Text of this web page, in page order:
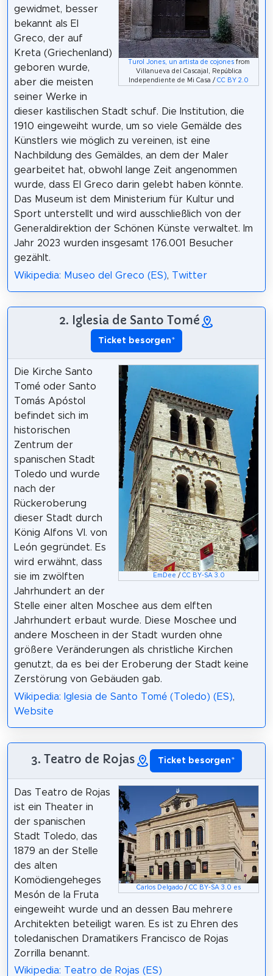
Turol Jones, un artista de cojonesfrom
Villanueva del Cascajal, República
Independiente de Mi Casa /CC BY 2.0
gewidmet, besser
bekannt als El
Greco, der auf
Kreta (Griechenland)
geboren wurde,
aber die meisten
seiner Werke in
dieser kastilischen Stadt schuf. Die Institution, die
1910 eingeweiht wurde, um so viele Gemälde des
Künstlers wie möglich zu vereinen, ist eine
Nachbildung des Gemäldes, an dem der Maler
gearbeitet hat, obwohl lange Zeit angenommen
wurde, dass El Greco darin gelebt haben könnte.
Das Museum ist dem Ministerium für Kultur und
Sport unterstellt und wird ausschließlich von der
Generaldirektion der Schönen Künste verwaltet. Im
Jahr 2023 wurden insgesamt 176.001 Besucher
gezählt.
Wikipedia: Museo del Greco (ES), Twitter
2. Iglesia de Santo Tomé
Ticket besorgen*
EmDee / CC BY-SA 3.0
Die Kirche Santo
Tomé oder Santo
Tomás Apóstol
befindet sich im
historischen
Zentrum der
spanischen Stadt
Toledo und wurde
nach der
Rückeroberung
dieser Stadt durch
König Alfons VI. von
León gegründet. Es
wird erwähnt, dass
sie im zwölften
Jahrhundert an der
Stelle einer alten Moschee aus dem elften
Jahrhundert erbaut wurde. Diese Moschee und
andere Moscheen in der Stadt wurden ohne
größere Veränderungen als christliche Kirchen
genutzt, da es bei der Eroberung der Stadt keine
Zerstörung von Gebäuden gab.
Wikipedia: Iglesia de Santo Tomé (Toledo) (ES),
Website
3. Teatro de Rojas Ticket besorgen*
Carlos Delgado /CC BY-SA 3.0 es
Das Teatro de Rojas
ist ein Theater in
der spanischen
Stadt Toledo, das
1879 an der Stelle
des alten
Komödiengeheges
Mesón de la Fruta
eingeweiht wurde und an dessen Bau mehrere
Architekten beteiligt waren. Es ist zu Ehren des
toledanischen Dramatikers Francisco de Rojas
Zorrilla benannt.
Wikipedia: Teatro de Rojas (ES)